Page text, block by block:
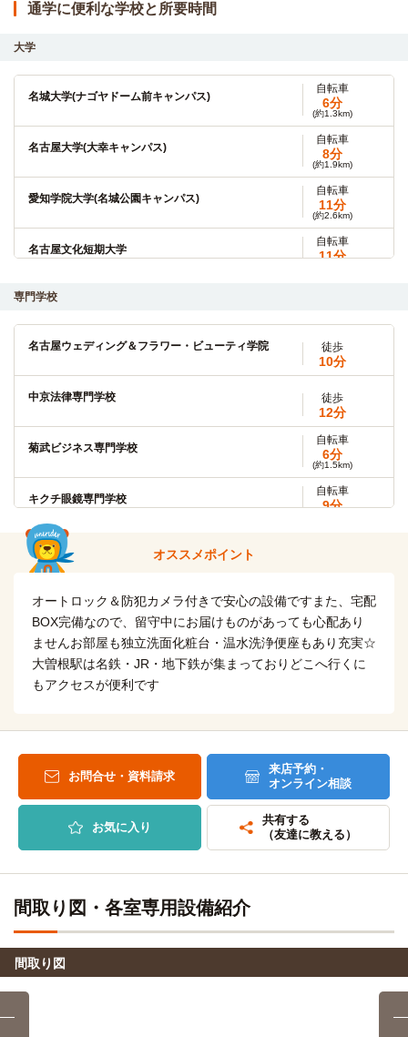
通学に便利な学校と所要時間
大学
名城大学(ナゴヤドーム前キャンパス)
自転車
6分
(約1.3km)
名古屋大学(大幸キャンパス)
自転車
8分
(約1.9km)
愛知学院大学(名城公園キャンパス)
自転車
11分
(約2.6km)
名古屋文化短期大学
自転車
11分
名古屋学芸大学(名城前医療キャンパス)
金城学院大学 電車
9分
大曽根→(名鉄瀬戸線9分)→大森・金城学院前
電車
5分
大曽根→（地下鉄名城線12分）→本山
中部大学(春日井キャンパス) バス＋電車
20分
大曽根駅→（JR中央本線13分）→神領駅→（名鉄バス中部大
学線7分）→中部大学
愛知大学(大学院（車道キャンパス）)
9分
(約2.1km)
名古屋市立大学(北千種キャンパス)
自転車
11分
愛知大学(車道キャンパス)
自転車
13分
名古屋造形大学
名古屋造形大学(大学院)
専門学校
名古屋ウェディング＆フラワー・ビューティ学院 徒歩
10分
中京法律専門学校 徒歩
12分
菊武ビジネス専門学校
自転車
6分
(約1.5km)
キクチ眼鏡専門学校
自転車
9分
名古屋市歯科医師会付属歯科衛生士専門学校
名古屋文化学園保育専門学校
自転車
10分
(約2.4km)
名古屋ビューティー専門学校
自転車
11分
(約2.7km)
ナゴノ福祉歯科医療専門学校
(約3.1km)
布池外語専門学校
自転車
自転車
(約4.1km)
名古屋外語・ホテル・ブライダル専門学校
名古屋YMCA(名古屋校)
自転車
(約5.4km)
オススメポイント
オートロック＆防犯カメラ付きで安心の設備ですまた、宅配
BOX完備なので、留守中にお届けものがあっても心配あり
ませんお部屋も独立洗面化粧台・温水洗浄便座もあり充実☆
大曽根駅は名鉄・JR・地下鉄が集まっておりどこへ行くに
もアクセスが便利です
お問合せ・資料請求
来店予約・
オンライン相談
お気に入り
共有する
（友達に教える）
間取り図・各室専用設備紹介
間取り図